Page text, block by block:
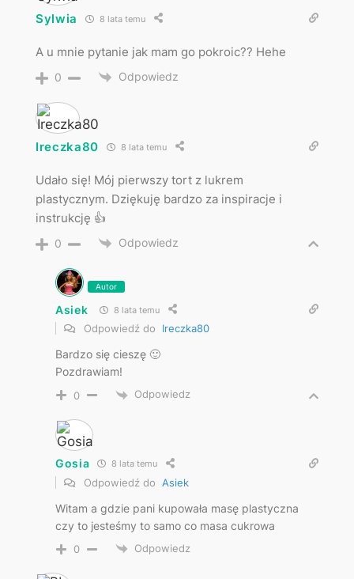
Sylwia 8 lata temu
A u mnie pytanie jak mam go pokroic?? Hehe
0 Odpowiedz
Ireczka80 8 lata temu
Udało się! Mój pierwszy tort z lukrem
plastycznym. Dziękuję bardzo za inspiracje i
instrukcję 👍
0 Odpowiedz
Autor
Asiek 8 lata temu
Odpowiedź do Ireczka80
Bardzo się cieszę 🙂
Pozdrawiam!
0 Odpowiedz
Gosia 8 lata temu
Odpowiedź do Asiek
Witam a gdzie pani kupowała masę plastyczna
czy to jesteśmy to samo co masa cukrowa
0 Odpowiedz